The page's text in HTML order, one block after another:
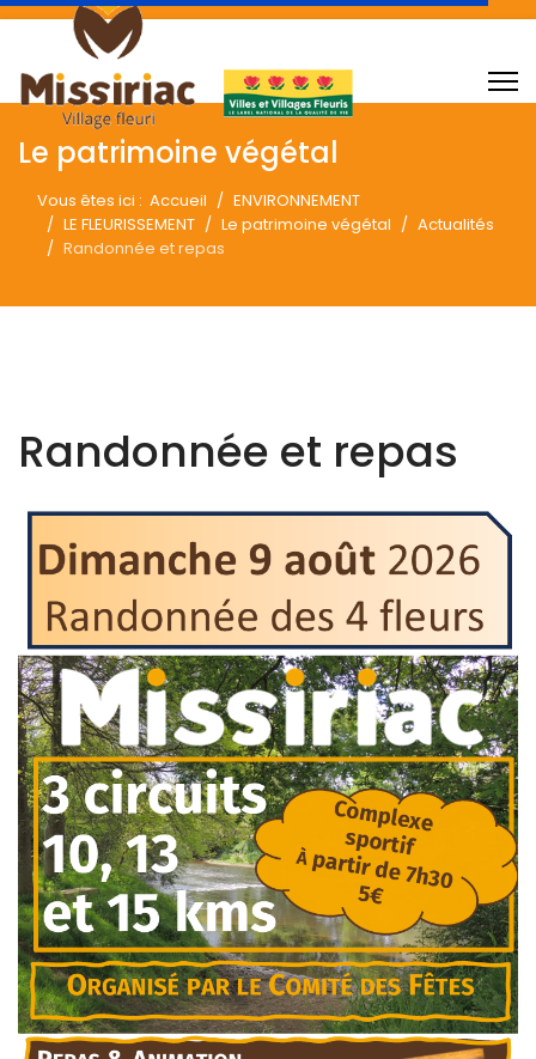
Le patrimoine végétal
Vous êtes ici : Accueil
ENVIRONNEMENT
LE FLEURISSEMENT
Le patrimoine végétal
Actualités
Randonnée et repas
Randonnée et repas